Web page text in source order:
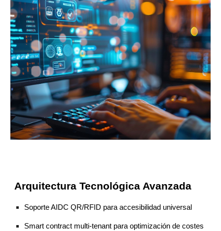
Arquitectura Tecnológica Avanzada
Soporte AIDC QR/RFID para accesibilidad universal
Smart contract multi-tenant para optimización de costes